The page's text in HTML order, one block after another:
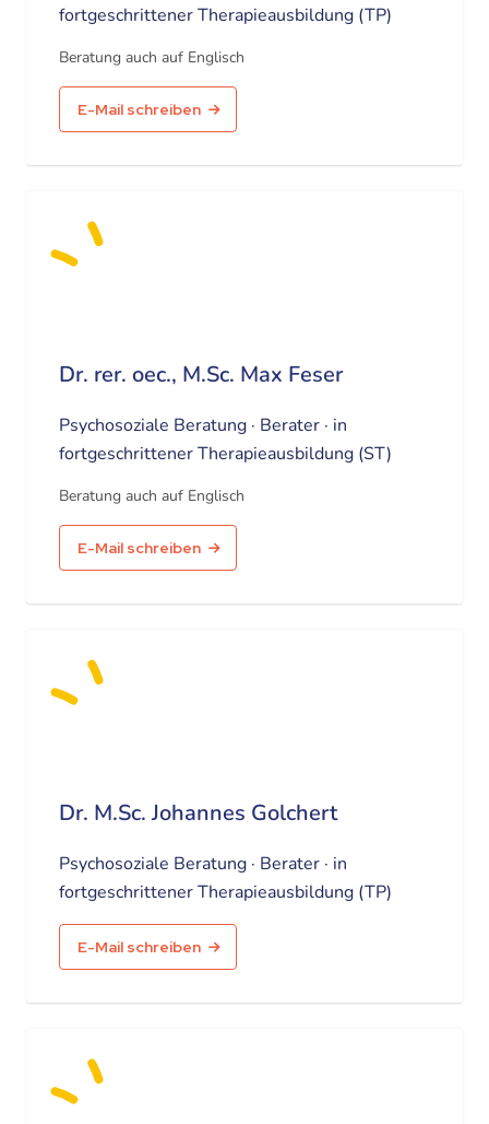
fortgeschrittener Therapieausbildung (TP)
Beratung auch auf Englisch
E-Mail schreiben
Dr. rer. oec., M.Sc. Max Feser
Psychosoziale Beratung · Berater · in
fortgeschrittener Therapieausbildung (ST)
Beratung auch auf Englisch
E-Mail schreiben
Dr. M.Sc. Johannes Golchert
Psychosoziale Beratung · Berater · in
fortgeschrittener Therapieausbildung (TP)
E-Mail schreiben